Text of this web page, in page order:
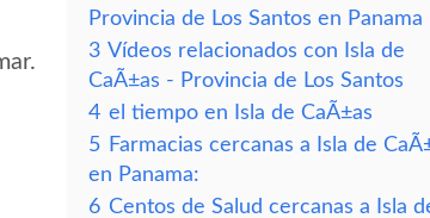
Provincia de Los Santos en Panama
3 Vídeos relacionados con Isla de
CaÃ±as - Provincia de Los Santos
4 el tiempo en Isla de CaÃ±as
5 Farmacias cercanas a Isla de
en Panama:
6 Centos de Salud cercanas a Isla